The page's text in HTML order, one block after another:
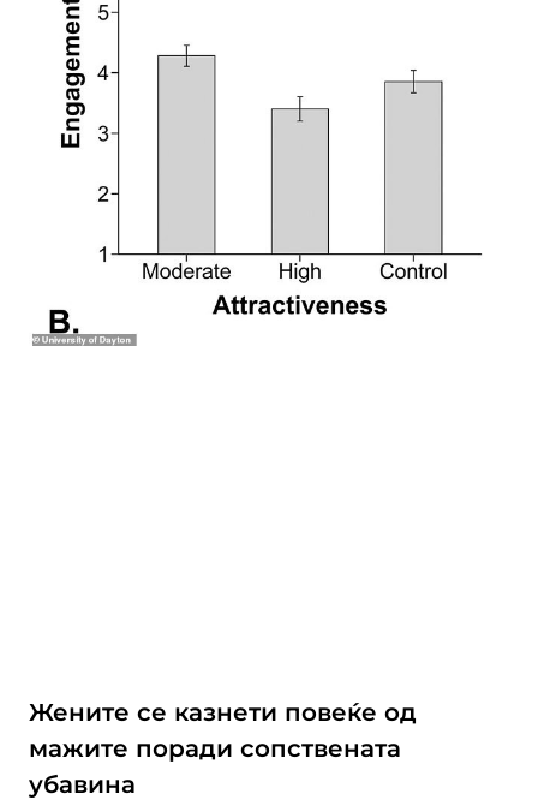
Жените се казнети повеќе од
мажите поради сопствената
убавина